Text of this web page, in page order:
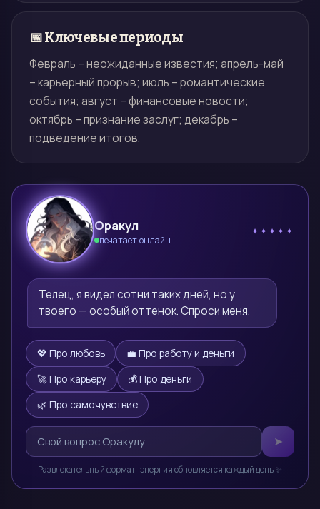
📅 Ключевые периоды
Февраль – неожиданные известия; апрель-май
– карьерный прорыв; июль – романтические
события; август – финансовые новости;
октябрь – признание заслуг; декабрь –
подведение итогов.
🔮
Оракул
печатает онлайн
✦✦✦✦✦
Телец, я видел сотни таких дней, но у
твоего — особый оттенок. Спроси меня.
💖 Про любовь
💼 Про работу и деньги
🚀 Про карьеру
💰 Про деньги
🌿 Про самочувствие
➤
Развлекательный формат · энергия обновляется каждый день ✨